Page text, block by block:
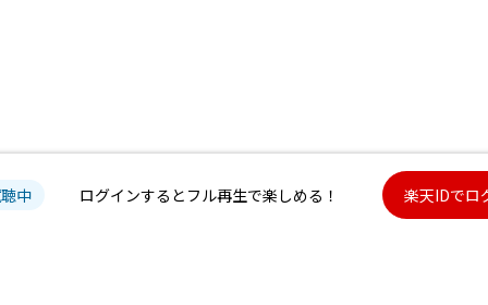
中 ログインするとフル再生で楽しめる！ 楽天IDでロ